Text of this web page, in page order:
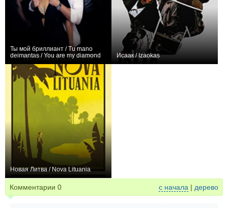
Ты мой бриллиант / Tu mano
deimantas / You are my diamond
Исаак / Izaokas
Новая Литва / Nova Lituania
Комментарии 0 с начала | дерево